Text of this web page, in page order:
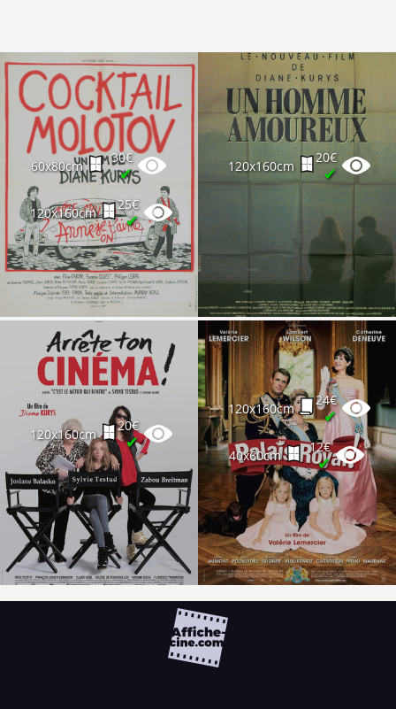
60x80cm
30€
✔
120x160cm
25€
✔
120x160cm
20€
✔
120x160cm
20€
✔
120x160cm
24€
✔
40x60cm
12€
✔